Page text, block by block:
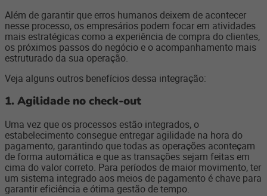
Além de garantir que erros humanos deixem de acontecer
nesse processo, os empresários podem focar em atividades
mais estratégicas como a experiência de compra do clientes,
os próximos passos do negócio e o acompanhamento mais
estruturado da sua operação.
Veja alguns outros benefícios dessa integração:
1. Agilidade no check-out
Uma vez que os processos estão integrados, o
estabelecimento consegue entregar agilidade na hora do
pagamento, garantindo que todas as operações aconteçam
de forma automática e que as transações sejam feitas em
cima do valor correto. Para períodos de maior movimento, ter
um sistema integrado aos meios de pagamento é chave para
garantir eficiência e ótima gestão de tempo.